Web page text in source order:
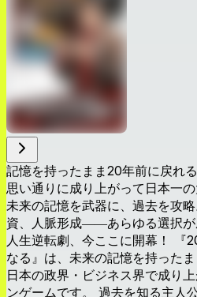
記憶を持ったまま20年前に戻れ
思い通りに成り上がって日本一
未来の記憶を武器に、過去を攻
資、人脈形成――あらゆる選択が
人生逆転劇、今ここに開幕！ 『
なる』は、未来の記憶を持った
日本の政界・ビジネス界で成り
ンゲームです。 過去を知る主人